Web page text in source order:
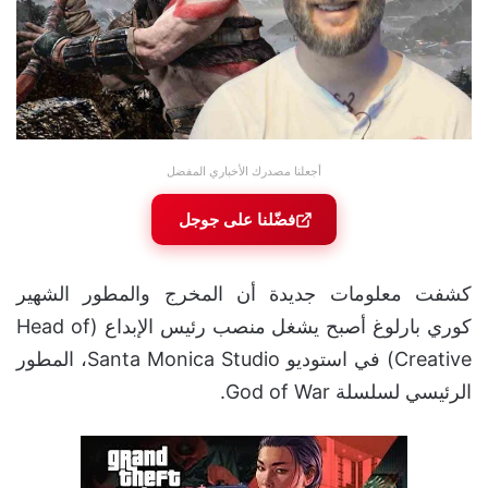
أجعلنا مصدرك الأخباري المفضل
فضّلنا على جوجل
كشفت معلومات جديدة أن المخرج والمطور الشهير
كوري بارلوغ أصبح يشغل منصب رئيس الإبداع (Head of
Creative) في استوديو Santa Monica Studio، المطور
الرئيسي لسلسلة God of War.